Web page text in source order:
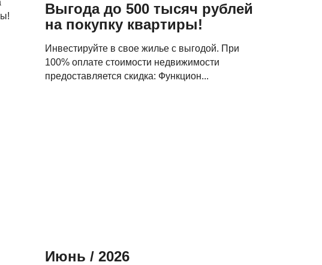
Выгода до 500 тысяч рублей
на покупку квартиры!
Инвестируйте в свое жилье с выгодой. При
100% оплате стоимости недвижимости
предоставляется скидка: Функцион...
Июнь / 2026